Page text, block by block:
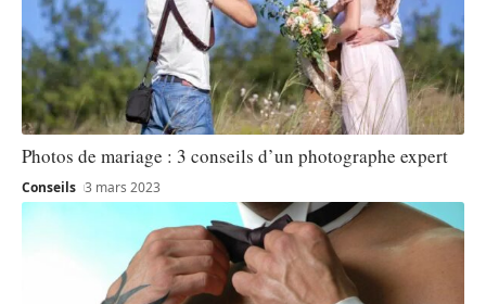
Photos de mariage : 3 conseils d’un photographe expert
Conseils 3 mars 2023